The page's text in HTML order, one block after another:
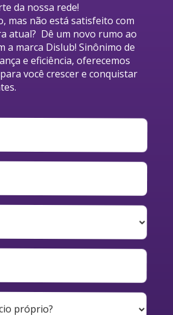
da nossa rede!
mas não está satisfeito com
atual?  Dê um novo rumo ao
a marca Dislub! Sinônimo de
e eficiência, oferecemos
você crescer e conquistar